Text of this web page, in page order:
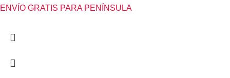
ENVÍO GRATIS PARA PENÍNSULA